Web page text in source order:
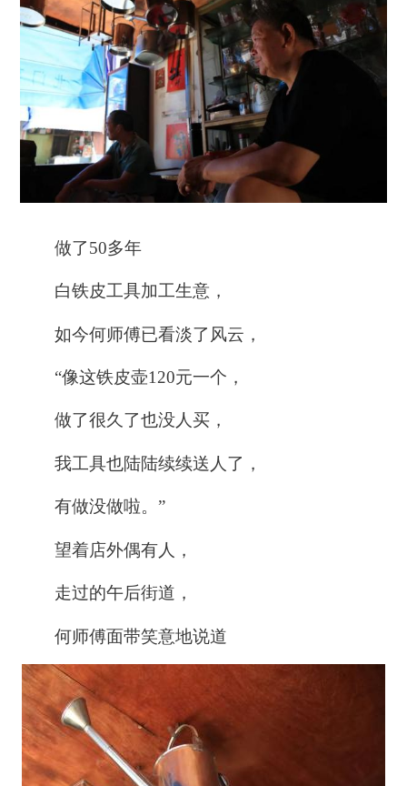
做了50多年
白铁皮工具加工生意，
如今何师傅已看淡了风云，
“像这铁皮壶120元一个，
做了很久了也没人买，
我工具也陆陆续续送人了，
有做没做啦。”
望着店外偶有人，
走过的午后街道，
何师傅面带笑意地说道